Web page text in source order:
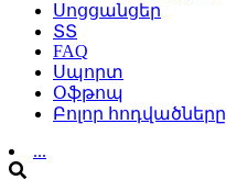
Սոցցանցեր
ՏՏ
FAQ
Սպորտ
Օֆթոպ
Բոլոր հոդվածները
...